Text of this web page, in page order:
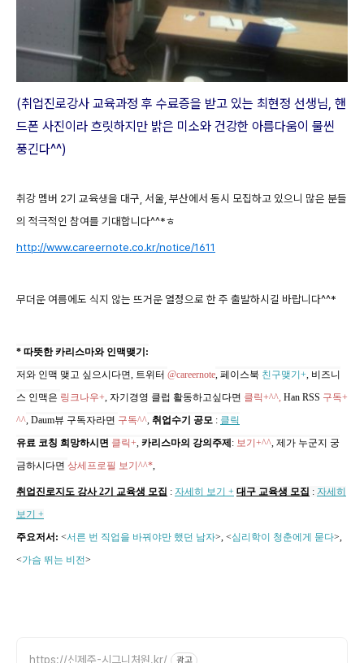
(취업진로강사 교육과정 후 수료증을 받고 있는 최현정 선생님, 핸
드폰 사진이라 흐릿하지만 밝은 미소와 건강한 아름다움이 물씬
풍긴다^^)
취강 멤버 2기 교육생을 대구, 서울, 부산에서 동시 모집하고 있으니 많은 분들
의 적극적인 참여를 기대합니다^^*ㅎ
http://www.careernote.co.kr/notice/1611
무더운 여름에도 식지 않는 뜨거운 열정으로 한 주 출발하시길 바랍니다^^*
* 따뜻한 카리스마와 인맥맺기:
저와 인맥 맺고 싶으시다면, 트위터 @careernote , 페이스북 친구맺기+ , 비즈니
스 인맥은 링크나우+ , 자기경영 클럽 활동하고싶다면 클릭+^^, Han RSS 구독+
^^ , Daum뷰 구독자라면 구독^^ 취업수기 공모 : 클릭
유료 코칭 희망하시면 클릭+ 카리스마의 강의주제: 보기+^^ 제가 누군지 궁
금하시다면 상세프로필 보기^^*
취업진로지도 강사 2기 교육생 모집 : 자세히 보기 + 대구 교육생 모집 : 자세히
보기 +
주요저서: <서른 번 직업을 바꿔야만 했던 남자>, <심리학이 청춘에게 묻다>,
<가슴 뛰는 비전>
https://신제주-시그니처원.kr/ 광고